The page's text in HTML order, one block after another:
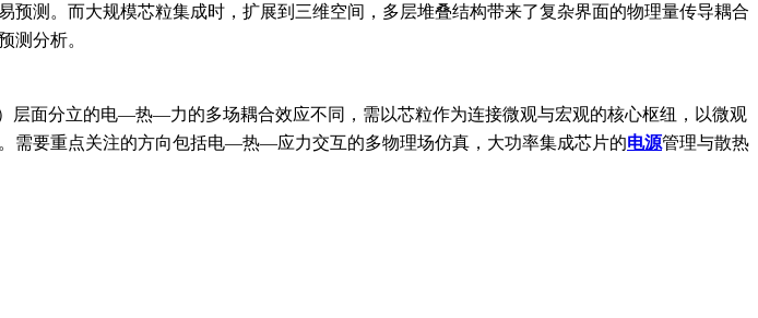
测。而大规模芯粒集成时，扩展到三维空间，多层堆叠结构带来了复杂界面的物理量传导耦合
测分析。
层面分立的电—热—力的多场耦合效应不同，需以芯粒作为连接微观与宏观的核心枢纽，以微观
需要重点关注的方向包括电—热—应力交互的多物理场仿真，大功率集成芯片的电源管理与散热